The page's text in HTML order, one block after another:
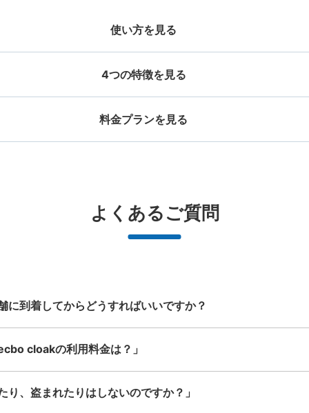
使い方を見る
お店で荷物の写真を
4つの特徴を見る
好立地 / 好条件店舗も多数
アクセスの良い駅ナカ店舗や24時間営
業店舗等も多数提携しています
どんなサイズの荷物もOK
楽器、ベビーカー、ゴルフバッグ等、1
人が持てる大きさの荷物であればどん
料金プランを見る
ハンドバッグ、お手荷物など）よくあるご質問
に到着してからどうすればいいですか？
cloakの利用料金は？」
り、盗まれたりはしないのですか？」